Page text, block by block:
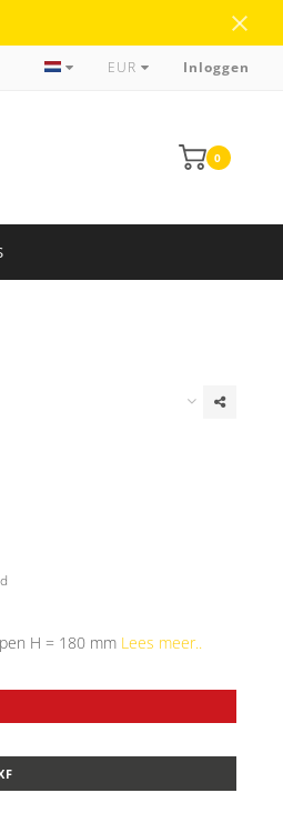
35 jaar ervaringEUR Inloggen
0
H = 180 mm Lees meer..